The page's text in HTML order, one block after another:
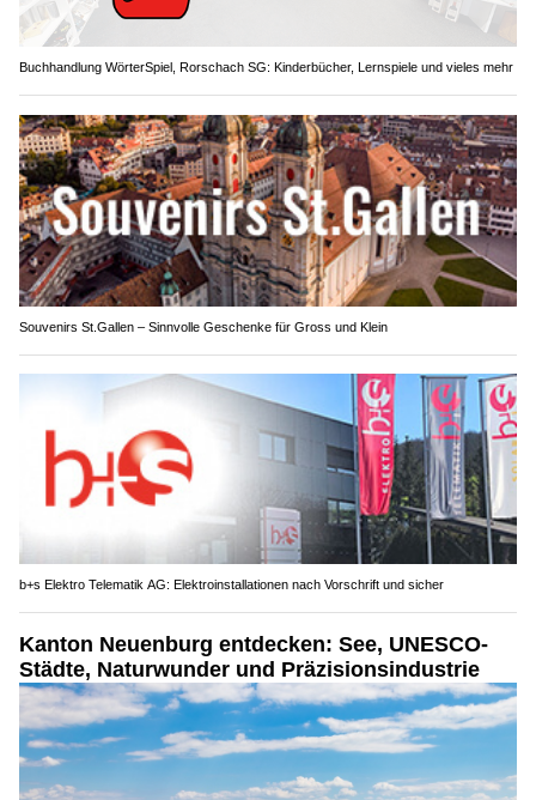
Buchhandlung WörterSpiel, Rorschach SG: Kinderbücher, Lernspiele und vieles mehr
Souvenirs St.Gallen – Sinnvolle Geschenke für Gross und Klein
b+s Elektro Telematik AG: Elektroinstallationen nach Vorschrift und sicher
Kanton Neuenburg entdecken: See, UNESCO-
Städte, Naturwunder und Präzisionsindustrie